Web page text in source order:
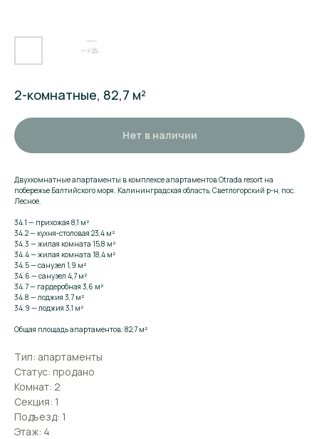
2-комнатные, 82,7 м²
Нет в наличии
Двухкомнатные апартаменты в комплексе апартаментов Otrada resort на
побережье Балтийского моря. Калининградская область, Светлогорский р-н, пос.
Лесное.
34.1 — прихожая 8,1 м²
34.2 — кухня-столовая 23,4 м²
34.3 — жилая комната 15,8 м²
34.4 — жилая комната 18,4 м²
34.5 — санузел 1,9 м²
34.6 — санузел 4,7 м²
34.7 — гардеробная 3,6 м²
34.8 — лоджия 3,7 м²
34.9 — лоджия 3,1 м²
Общая площадь апартаментов: 82,7 м²
Тип: апартаменты
Статус: продано
Комнат: 2
Секция: 1
Подъезд: 1
Этаж: 4
ВАШЕ ИМЯ
Поможем подобрать
апартаменты
Оставьте заявку и мы расскажем о комплексе
подробнее. Поможем подобрать апартаменты,
ответим на вопросы и предложим выгодные
условия покупки.